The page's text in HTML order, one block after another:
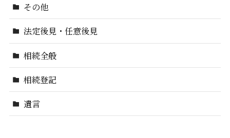
その他
法定後見・任意後見
相続全般
相続登記
遺言